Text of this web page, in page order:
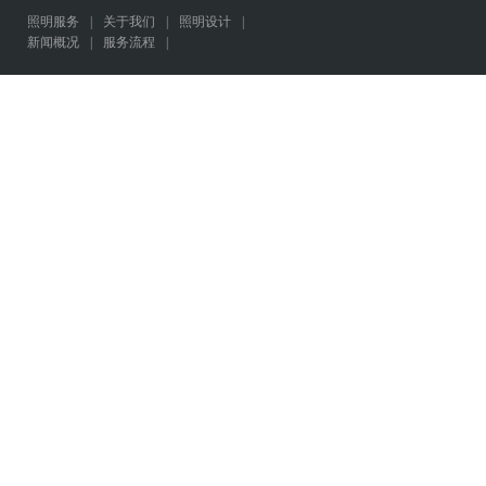
照明服务 | 关于我们 | 照明设计
|
新闻概况
| 服务流程 |